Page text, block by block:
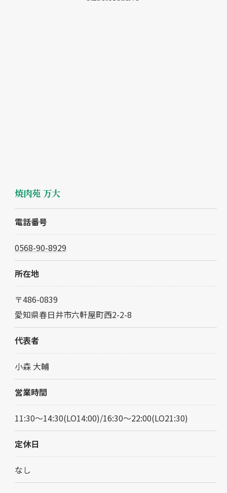
焼肉苑 万大
電話番号
0568-90-8929
所在地
〒486-0839
愛知県春日井市六軒屋町西2-2-8
代表者
小森 大輔
営業時間
11:30～14:30(LO14:00)/16:30～22:00(LO21:30)
定休日
なし